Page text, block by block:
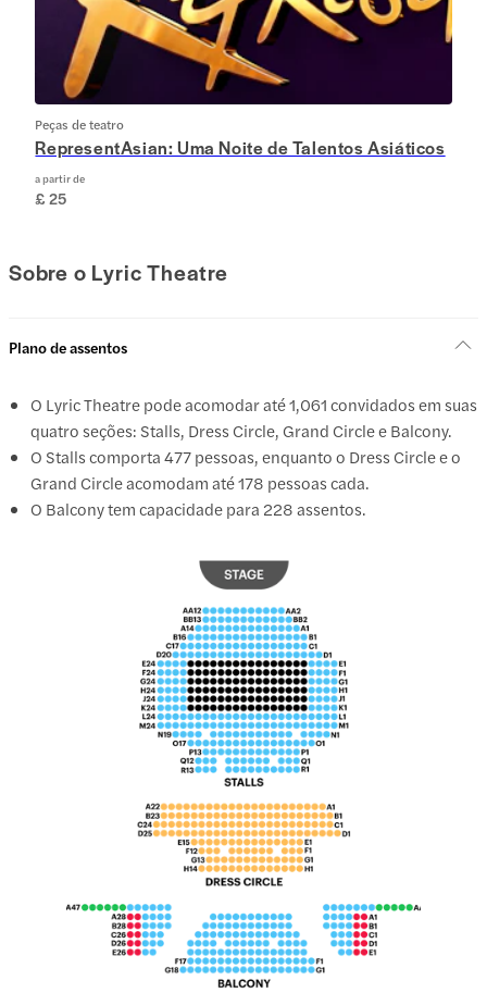
Peças de teatro
RepresentAsian: Uma Noite de Talentos Asiáticos
a partir de
£ 25
Sobre o Lyric Theatre
Plano de assentos
O Lyric Theatre pode acomodar até 1,061 convidados em suas
quatro seções: Stalls, Dress Circle, Grand Circle e Balcony.
O Stalls comporta 477 pessoas, enquanto o Dress Circle e o
Grand Circle acomodam até 178 pessoas cada.
O Balcony tem capacidade para 228 assentos.